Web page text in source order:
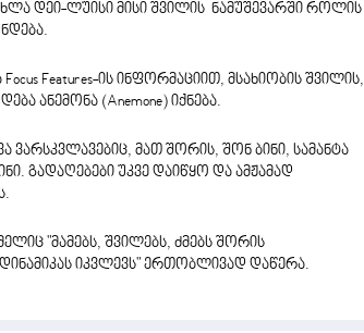
დეი-ლუისი მისი შვილის ნამუშევარში როლის
Features-ის ინფორმაციით, მსახიობის შვილის,
ანემონა (Anemone) იქნება.
მათ შორის, შონ ბინი, სამანტა
გადაღებები უკვე დაიწყო და ამჟამად
"მამებს, შვილებს, ძმებს შორის
იკვლევს" ერთობლივად დაწერა.